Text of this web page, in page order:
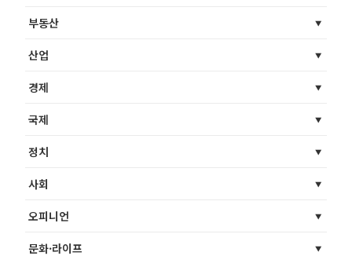
부동산
산업
경제
국제
정치
사회
오피니언
문화·라이프